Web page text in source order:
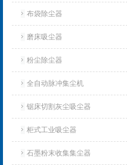
布袋除尘器
磨床吸尘器
粉尘除尘器
全自动脉冲集尘机
锯床切割灰尘吸尘器
柜式工业吸尘器
石墨粉末收集集尘器